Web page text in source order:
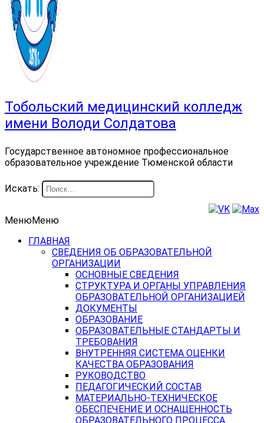
Тобольский медицинский колледж
имени Володи Солдатова
Государственное автономное профессиональное
образовательное учреждение Тюменской области
Искать:
МенюМеню
ГЛАВНАЯ
СВЕДЕНИЯ ОБ ОБРАЗОВАТЕЛЬНОЙ
ОРГАНИЗАЦИИ
ОСНОВНЫЕ СВЕДЕНИЯ
СТРУКТУРА И ОРГАНЫ УПРАВЛЕНИЯ
ОБРАЗОВАТЕЛЬНОЙ ОРГАНИЗАЦИЕЙ
ДОКУМЕНТЫ
ОБРАЗОВАНИЕ
ОБРАЗОВАТЕЛЬНЫЕ СТАНДАРТЫ И
ТРЕБОВАНИЯ
ВНУТРЕННЯЯ СИСТЕМА ОЦЕНКИ
КАЧЕСТВА ОБРАЗОВАНИЯ
РУКОВОДСТВО
ПЕДАГОГИЧЕСКИЙ СОСТАВ
МАТЕРИАЛЬНО-ТЕХНИЧЕСКОЕ
ОБЕСПЕЧЕНИЕ И ОСНАЩЕННОСТЬ
ОБРАЗОВАТЕЛЬНОГО ПРОЦЕССА.